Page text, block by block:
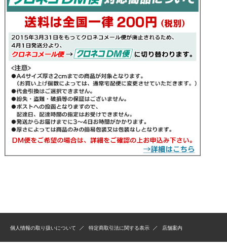
個人情報の取り扱いについて 特定商取引法に関する表示 店舗案内